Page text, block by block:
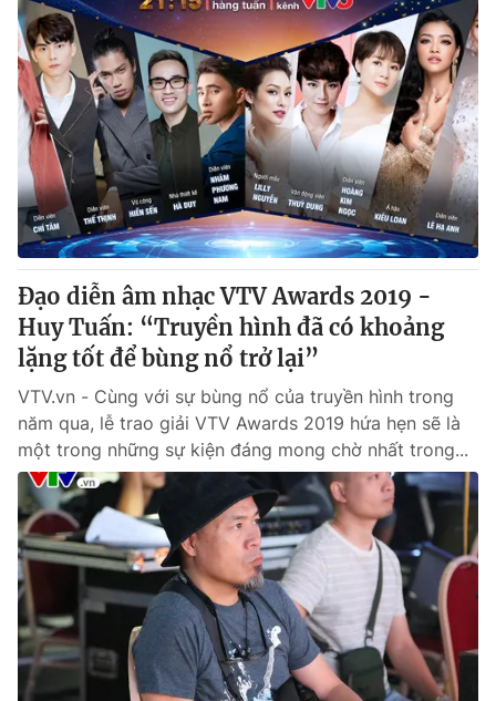
Đạo diễn âm nhạc VTV Awards 2019 -
Huy Tuấn: “Truyền hình đã có khoảng
lặng tốt để bùng nổ trở lại”
VTV.vn - Cùng với sự bùng nổ của truyền hình trong
năm qua, lễ trao giải VTV Awards 2019 hứa hẹn sẽ là
một trong những sự kiện đáng mong chờ nhất trong...